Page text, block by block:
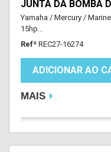
JUNTA DA BOMBA
Yamaha / Mercury /
15hp...
Refª REC27-16274
ADICIONAR AO
MAIS